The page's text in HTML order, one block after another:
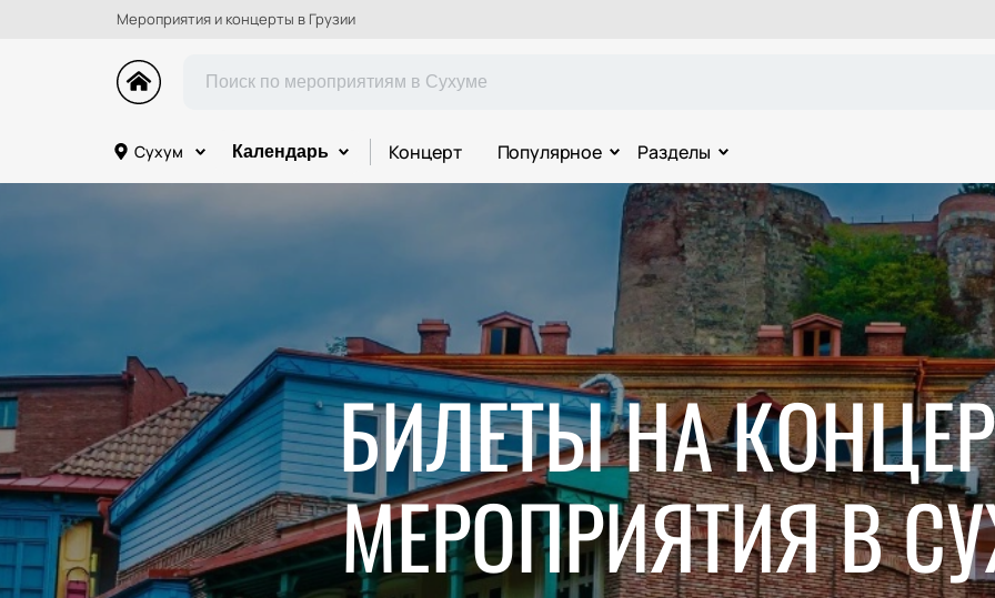
Мероприятия и концерты в Грузии
Сухум Календарь Концерт Популярное Разделы
БИЛЕТЫ НА
МЕРОПРИЯТИЯ В